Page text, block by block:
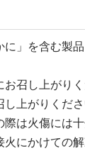
」を含む製
召し上がりく
上がりくださ
は火傷には十
にかけての解